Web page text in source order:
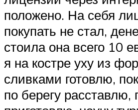
положено. На себя
покупать не стал,
стоила она всего 10
я на костре уху из
сливками готовлю,
по берегу расставлю,